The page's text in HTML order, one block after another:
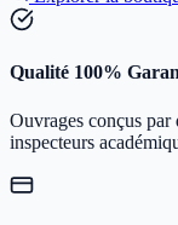
Qualité 100%
Ouvrages conçus par
inspecteurs